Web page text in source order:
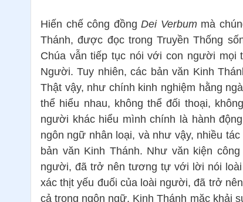
Hiến chế công đồng Dei Verbum mà
Thánh, được đọc trong Truyền Thống
Chúa vẫn tiếp tục nói với con người
Người. Tuy nhiên, các bản văn Kinh
Thật vậy, như chính kinh nghiệm hằng
thể hiểu nhau, không thể đối thoại,
người khác hiểu mình chính là hành
ngôn ngữ nhân loại, và như vậy, nhiều
bản văn Kinh Thánh. Như văn kiện
người, đã trở nên tương tự với lời nói
xác thịt yếu đuối của loài người, đã trở
cả trong ngôn ngữ, Kinh Thánh mặc khải